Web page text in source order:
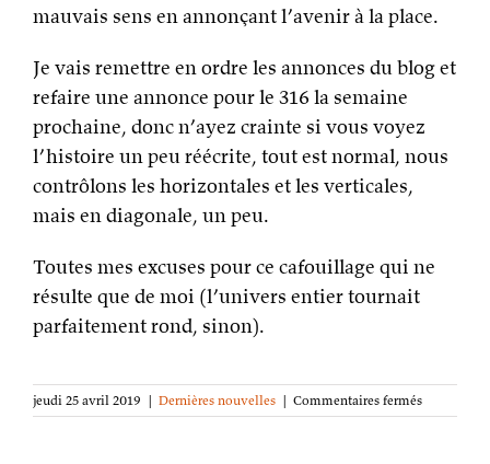
mauvais sens en annonçant l’avenir à la place.
Je vais remettre en ordre les annonces du blog et
refaire une annonce pour le 316 la semaine
prochaine, donc n’ayez crainte si vous voyez
l’histoire un peu réécrite, tout est normal, nous
contrôlons les horizontales et les verticales,
mais en diagonale, un peu.
Toutes mes excuses pour ce cafouillage qui ne
résulte que de moi (l’univers entier tournait
parfaitement rond, sinon).
jeudi 25 avril 2019 | Dernières nouvelles | Commentaires ferméssur
MEA